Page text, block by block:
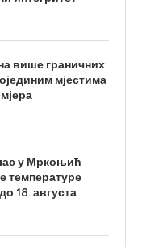
више граничних
мјестима
у Мркоњић
температуре
18. августа